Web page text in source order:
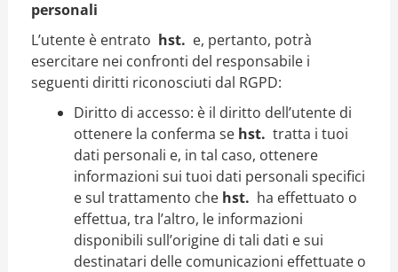
personali
L’utente è entrato hst. e, pertanto, potrà
esercitare nei confronti del responsabile i
seguenti diritti riconosciuti dal RGPD:
Diritto di accesso: è il diritto dell’utente di
ottenere la conferma se hst. tratta i tuoi
dati personali e, in tal caso, ottenere
informazioni sui tuoi dati personali specifici
e sul trattamento che hst. ha effettuato o
effettua, tra l’altro, le informazioni
disponibili sull’origine di tali dati e sui
destinatari delle comunicazioni effettuate o